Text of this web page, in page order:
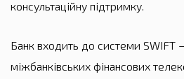
консультаційну підтримку.
Банк входить до системи SWIFT –
міжбанківських фінансових